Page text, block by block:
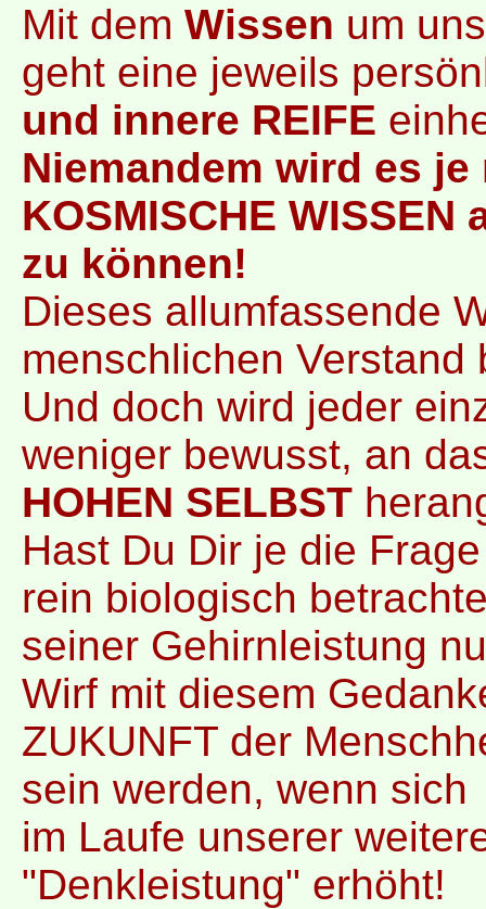
Mit dem Wissen um
geht eine jeweils
und innere REIFE
Niemandem wird es
KOSMISCHE
zu können!
Dieses allumfassende
menschlichen
Und doch wird jeder
weniger bewusst, an
HOHEN SELBST
Hast Du Dir je die
rein biologisch
seiner Gehirnleistung
Wirf mit diesem
ZUKUNFT der
sein werden, wenn sich
im Laufe unserer
"Denkleistung" erhöht!